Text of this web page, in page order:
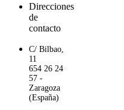
Direcciones
de
contacto
C/ Bilbao,
11
654 26 24
57 -
Zaragoza
(España)